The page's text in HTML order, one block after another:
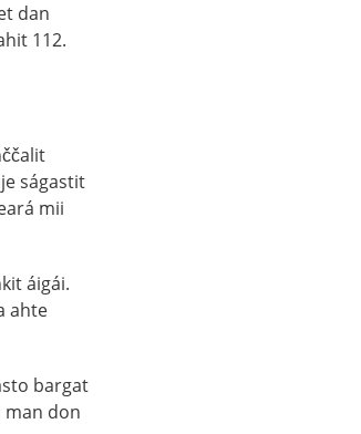
dan
112.
ságastit
mii
áigái.
ahte
bargat
man don